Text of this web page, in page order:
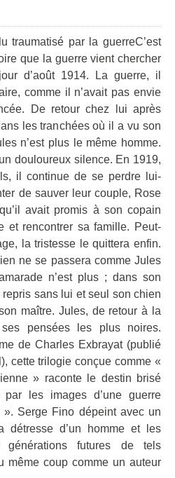
traumatisé par la guerreC’est
que la guerre vient chercher
d’août 1914. La guerre, il
comme il n’avait pas envie
De retour chez lui après
les tranchées où il a vu son
n’est plus le même homme.
douloureux silence. En 1919,
il continue de se perdre lui-
de sauver leur couple, Rose
avait promis à son copain
et rencontrer sa famille. Peut-
la tristesse le quittera enfin.
ne se passera comme Jules
n’est plus ; dans son
sans lui et seul son chien
maître. Jules, de retour à la
pensées les plus noires.
de Charles Exbrayat (publié
cette trilogie conçue comme «
» raconte le destin brisé
les images d’une guerre
Serge Fino dépeint avec un
détresse d’un homme et les
générations futures de tels
même coup comme un auteur